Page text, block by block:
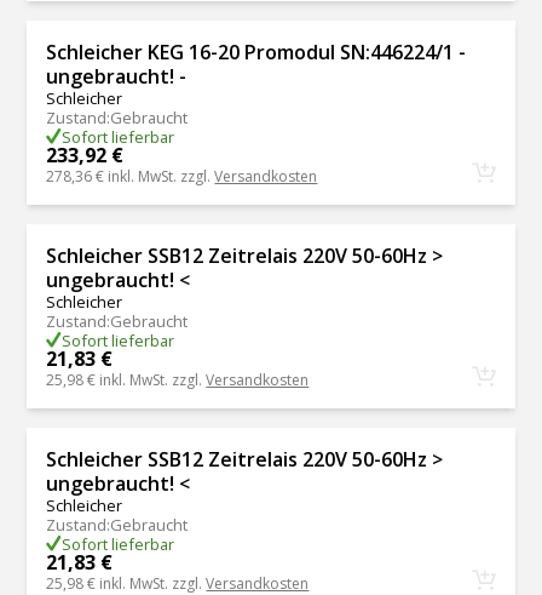
Schleicher KEG 16-20 Promodul SN:446224/1 -
ungebraucht! -
Schleicher
Zustand:Gebraucht
Sofort lieferbar
233,92 €
278,36 € inkl. MwSt. zzgl.Versandkosten
Schleicher SSB12 Zeitrelais 220V 50-60Hz >
ungebraucht! <
Schleicher
Zustand:Gebraucht
Sofort lieferbar
21,83 €
25,98 € inkl. MwSt. zzgl.Versandkosten
Schleicher SSB12 Zeitrelais 220V 50-60Hz >
ungebraucht! <
Schleicher
Zustand:Gebraucht
Sofort lieferbar
21,83 €
25,98 € inkl. MwSt. zzgl.Versandkosten